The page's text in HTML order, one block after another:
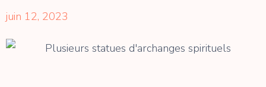
juin 12, 2023